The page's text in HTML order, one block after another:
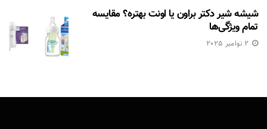
شیشه شیر دکتر براون یا اونت بهتره؟ مقایسه
تمام ویژگی‌ها
2 نوامبر 2025